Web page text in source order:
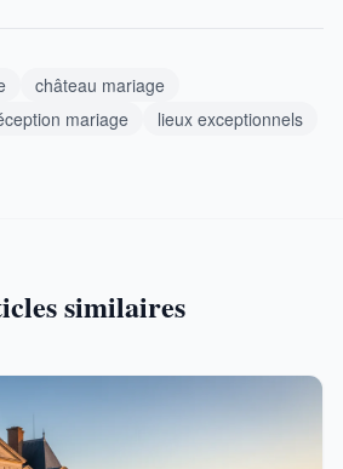
château mariage
mariage
lieux exceptionnels
similaires